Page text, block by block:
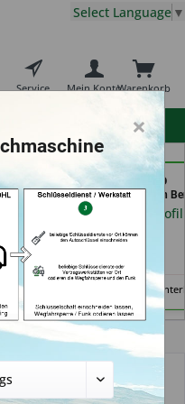
Service Warenkorb
Mein Konto
Select Language ▼
(in
KEYHERO
Autoschlüssel (in
Händlerprofil
Keine Services
×